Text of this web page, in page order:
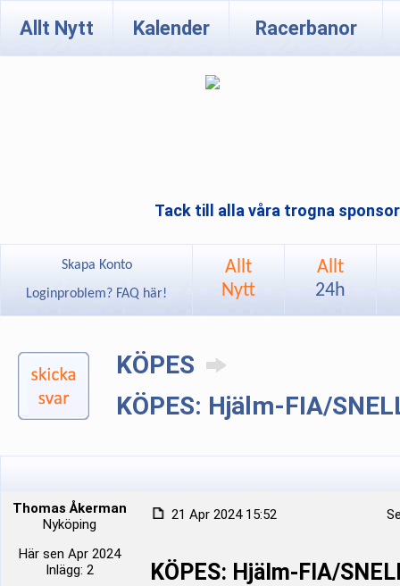
Allt Nytt Kalender Racerbanor
Tack till alla våra trogna
Skapa Konto
Loginproblem? FAQ här!
Allt
Nytt
Allt
24h
KÖPES
KÖPES: Hjälm-FIA/
Thomas Åkerman
Nyköping
Här sen Apr 2024
Inlägg: 2
21 Apr 2024 15:52
KÖPES: Hjälm-FIA/